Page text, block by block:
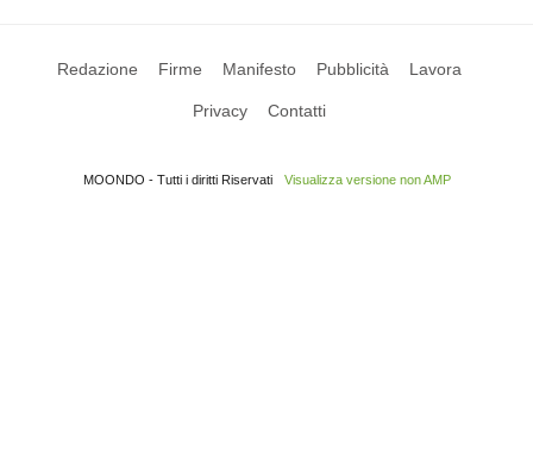
Redazione Firme Manifesto Pubblicità Lavora
Privacy Contatti
MOONDO - Tutti i diritti Riservati Visualizza versione non AMP